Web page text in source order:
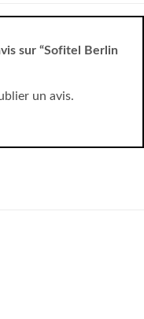
sur “Sofitel Berlin
un avis.